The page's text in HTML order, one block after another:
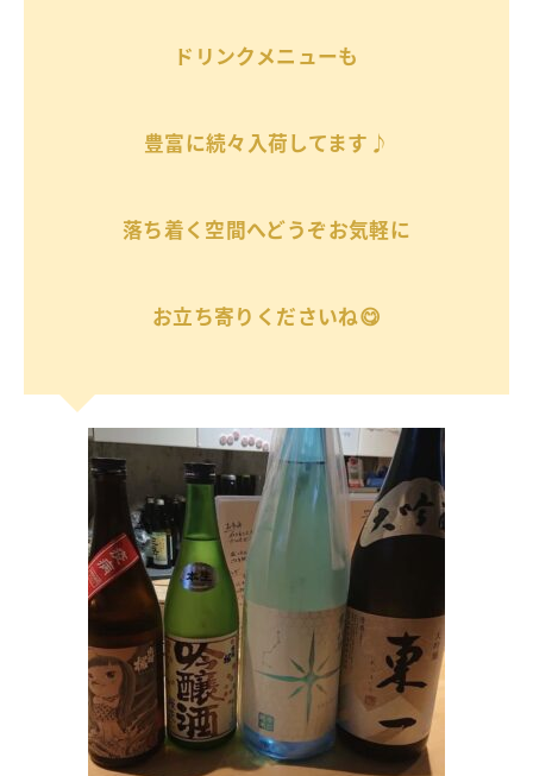
ドリンクメニューも
豊富に続々入荷してます♪
落ち着く空間へどうぞお気軽に
お立ち寄りくださいね😋